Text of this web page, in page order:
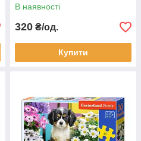
В наявності
320 ₴/од.
Купити